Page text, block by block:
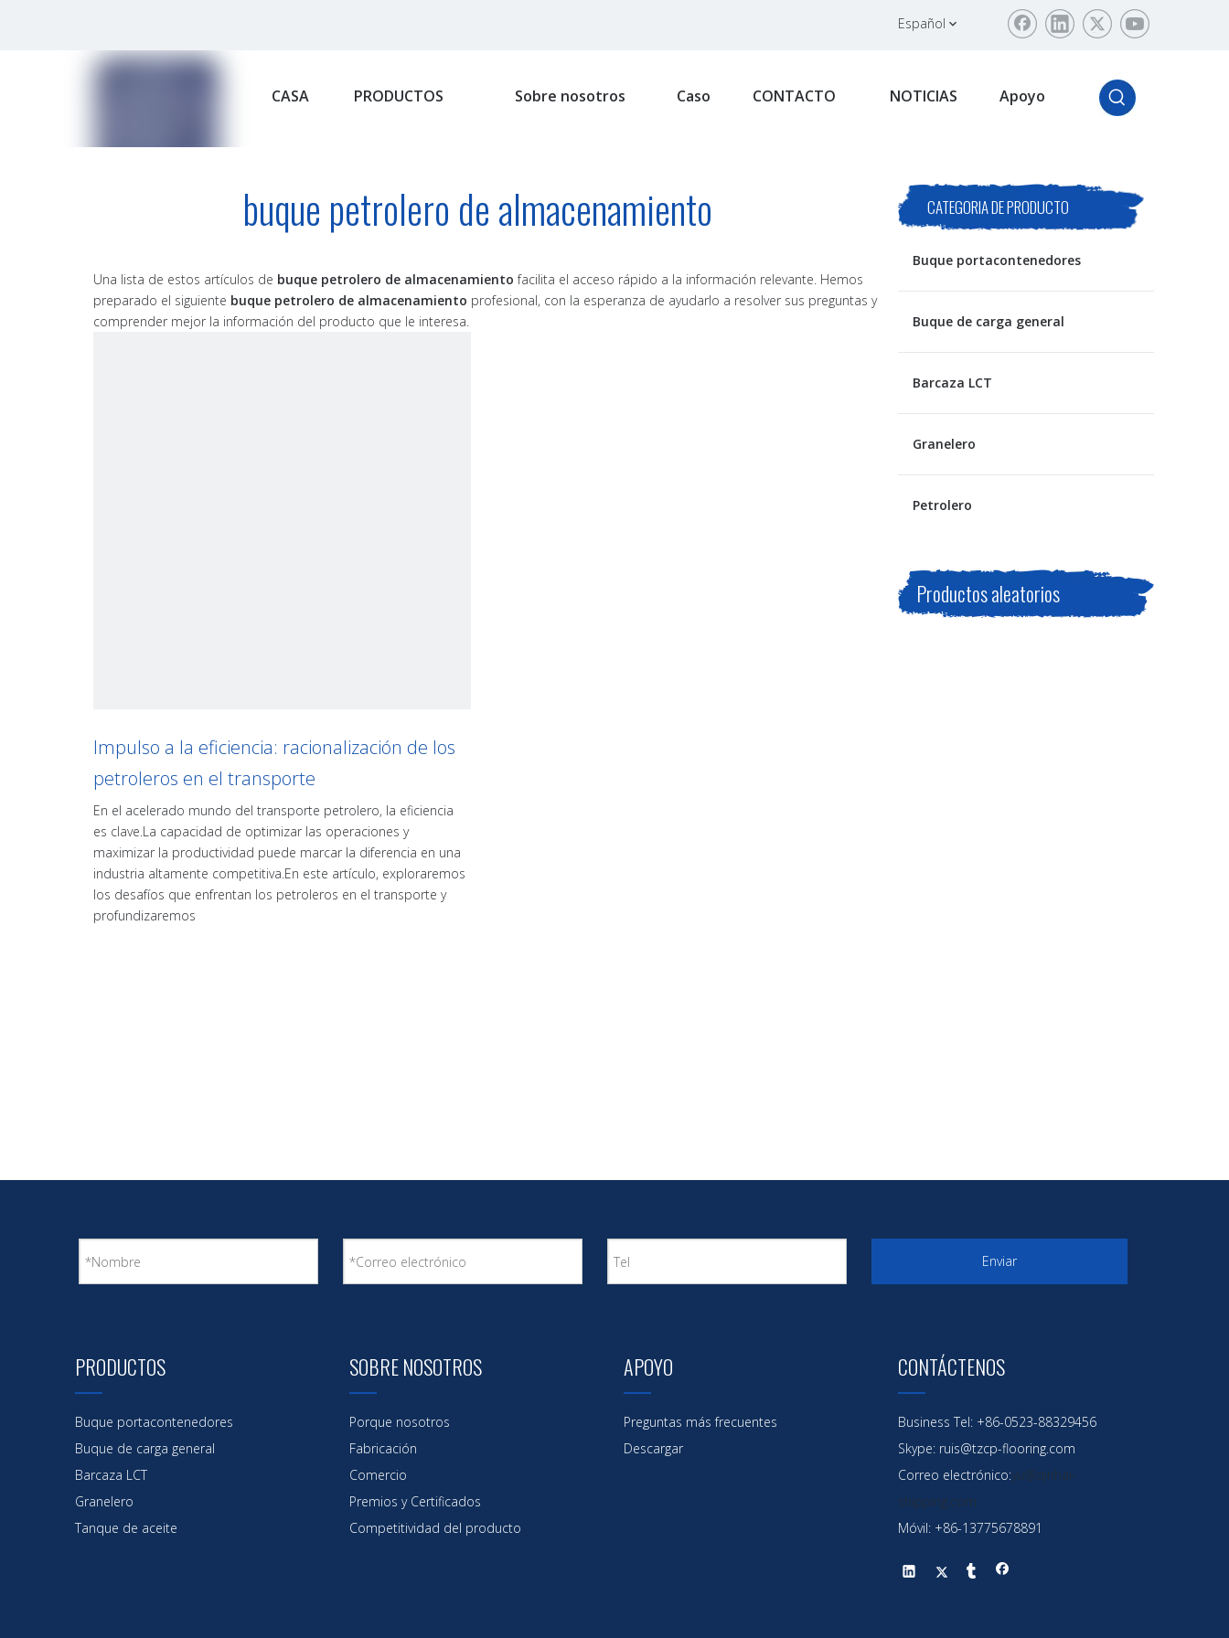
Español
CASA PRODUCTOS Sobre nosotros Caso CONTACTO NOTICIAS Apoyo
buque petrolero de almacenamiento
Una lista de estos artículos de buque petrolero de almacenamiento facilita el acceso rápido a la información relevante. Hemos
preparado el siguiente buque petrolero de almacenamiento profesional, con la esperanza de ayudarlo a resolver sus preguntas y
comprender mejor la información del producto que le interesa.
Impulso a la eficiencia: racionalización de los
petroleros en el transporte
En el acelerado mundo del transporte petrolero, la eficiencia
es clave.La capacidad de optimizar las operaciones y
maximizar la productividad puede marcar la diferencia en una
industria altamente competitiva.En este artículo, exploraremos
los desafíos que enfrentan los petroleros en el transporte y
profundizaremos
CATEGORIA DE PRODUCTO
Buque portacontenedores
Buque de carga general
Barcaza LCT
Granelero
Petrolero
Productos aleatorios
Enviar
PRODUCTOS
Buque portacontenedores
Buque de carga general
Barcaza LCT
Granelero
Tanque de aceite
SOBRE NOSOTROS
Porque nosotros
Fabricación
Comercio
Premios y Certificados
Competitividad del producto
APOYO
Preguntas más frecuentes
Descargar
CONTÁCTENOS
Business Tel: +86-0523-88329456
Skype: ruis@tzcp-flooring.com
Correo electrónico:yu@qinhai-
shipping.com
Móvil: +86-13775678891